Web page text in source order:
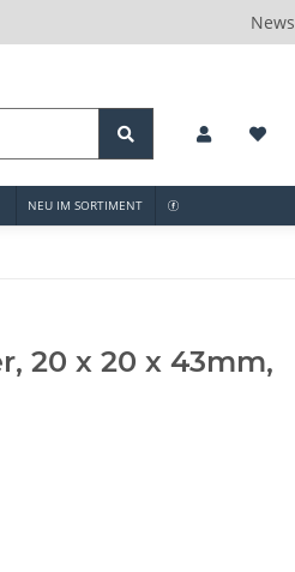
News
NEU IM SORTIMENT
20 x 20 x 43mm,